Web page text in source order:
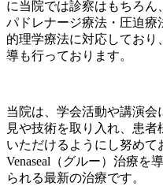
に当院では診察はもちろ
パドレナージ療法・圧迫療
的理学療法に対応してお
導も行っております。
当院は、学会活動や講演
見や技術を取り入れ、患
いただけるようにし努め
Venaseal（グルー）治療を
られる最新の治療です。